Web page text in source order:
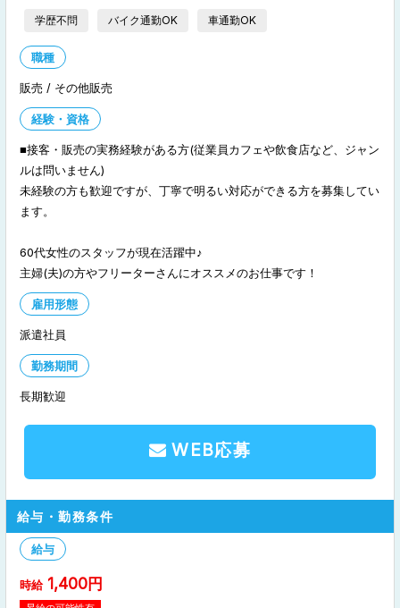
学歴不問 バイク通勤OK 車通勤OK
職種
販売 / その他販売
経験・資格
■接客・販売の実務経験がある方(従業員カフェや飲食店など、ジャン
ルは問いません)
未経験の方も歓迎ですが、丁寧で明るい対応ができる方を募集してい
ます。
60代女性のスタッフが現在活躍中♪
主婦(夫)の方やフリーターさんにオススメのお仕事です！
雇用形態
派遣社員
勤務期間
WEB応募
給与・勤務条件
給与
時給1,400円